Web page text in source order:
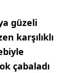
güzeli
karşılıklı
çabaladı